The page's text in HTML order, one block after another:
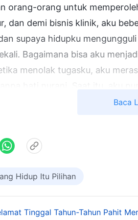
orang-orang untuk
dan demi bisnis klinik, aku
supaya hidupku
Bagaimana bisa aku
menolak tugasku, aku
penghasilanku akan berkurang,
dalam dua tahun, dan kita
ragu, dan berpikir, "Jika
uang, dan bahkan
dan teman-temanku
Baca
Hidup Itu Pilihan
Tinggal Tahun-Tahun Pahit